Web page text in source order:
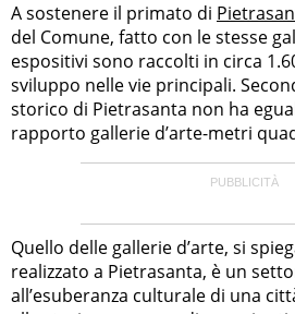
A sostenere il primato di
del Comune, fatto con le stesse
espositivi sono raccolti in circa
sviluppo nelle vie principali.
storico di Pietrasanta non ha
rapporto gallerie d’arte-metri
Quello delle gallerie d’arte, si
realizzato a Pietrasanta, è un
all’esuberanza culturale di una